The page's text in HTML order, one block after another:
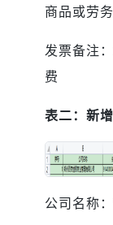
商品或劳
发票备注
费
表二：新
公司名称